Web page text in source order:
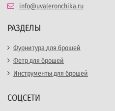
info@uvaleronchika.ru
РАЗДЕЛЫ
Фурнитура для брошей
Фетр для брошей
Инструменты для брошей
СОЦСЕТИ